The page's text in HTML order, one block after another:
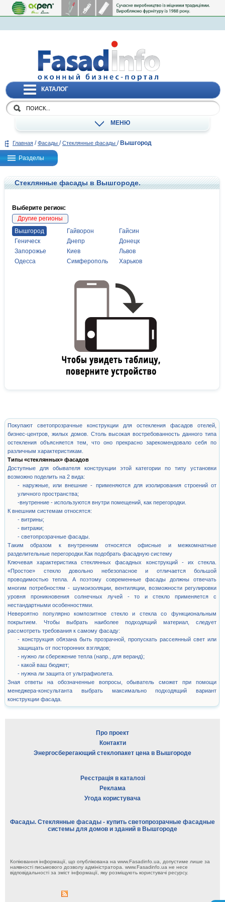
КАТАЛОГ
МЕНЮ
Главная / Фасады / Стеклянные фасады / Вышгород
Разделы
Стеклянные фасады в Вышгороде.
Выберите регион:
Другие регионы
Вышгород
Гайворон
Гайсин
Геническ
Днепр
Донецк
Запорожье
Киев
Львов
Одесса
Симферополь Харьков
Покупают светопрозрачные конструкции для остекления фасадов отелей,
бизнес-центров, жилых домов. Столь высокая востребованность данного типа
остекления объясняется тем, что оно прекрасно зарекомендовало себя по
различным характеристикам.
Типы «стеклянных» фасадов
Доступные для обывателя конструкции этой категории по типу установки
возможно поделить на 2 вида:
- наружные, или внешние - применяются для изолирования строений от
уличного пространства;
-внутренние - используются внутри помещений, как перегородки.
К внешним системам относятся:
- витрины;
- витражи;
- светопрозрачные фасады.
Таким образом к внутренним относятся офисные и межкомнатные
разделительные перегородки.Как подобрать фасадную систему
Ключевая характеристика стеклянных фасадных конструкций - их стекла.
«Простое» стекло довольно небезопасное и отличается большой
проводимостью тепла. А поэтому современные фасады должны отвечать
многим потребностям - шумоизоляции, вентиляции, возможности регулировки
уровня проникновения солнечных лучей - то и стекло применяется с
нестандартными особенностями.
Невероятно популярно композитное стекло и стекла со функциональным
покрытием. Чтобы выбрать наиболее подходящий материал, следует
рассмотреть требования к самому фасаду:
- конструкция обязана быть прозрачной, пропускать рассеянный свет или
защищать от посторонних взглядов;
- нужно ли сбережение тепла (напр., для веранд);
- какой ваш бюджет;
- нужна ли защита от ультрафиолета.
Зная ответы на обозначенные вопросы, обыватель сможет при помощи
менеджера-консультанта выбрать максимально подходящий вариант
конструкции фасада.
Про проект
Контакти
Энергосберегающий стеклопакет цена в Вышгороде
Реєстрація в каталозі
Реклама
Угода користувача
Фасады. Стеклянные фасады - купить светопрозрачные фасадные
системы для домов и зданий в Вышгороде
Копіювання інформації, що опублікована на www.Fasadinfo.ua, допустиме лише за
наявності письмового дозволу адміністратора. www.Fasadinfo.ua не несе
відповідальності за зміст інформації, яку розміщують користувачі ресурсу.